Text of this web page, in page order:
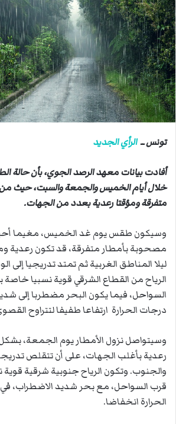
ر
د
ا
إ
ل
ك
ت
و
ي
ا
تونس ــالرأي الجديد
أفادت بيانات معهد الرصد الجوي، بأن حالة
خلال أيام الخميس والجمعة والسبت، حيث من
متفرقة ومؤقتا رعدية بعدد من الجهات.
وسيكون طقس يوم غد الخميس، مغيما
مصحوبة بأمطار متفرقة، قد تكون رعدية
ليلا المناطق الغربية ثم تمتد تدريجيا
الرياح من القطاع الشرقي قوية نسبيا
السواحل، فيما يكون البحر مضطربا إلى
درجات الحرارة ارتفاعا طفيفا لتتراوح القصوى بين 17
وسيتواصل نزول الأمطار يوم الجمعة،
رعدية بأغلب الجهات، على أن تتقلص
والجنوب. وتكون الرياح جنوبية شرقية قوية
قرب السواحل، مع بحر شديد الاضطراب،
الحرارة انخفاضا.